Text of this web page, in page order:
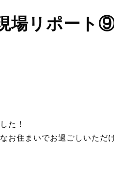
場リポート
た！
お住まいでお過ごしいただ